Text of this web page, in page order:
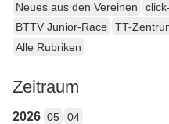
Neues aus den Vereinen
BTTV Junior-Race
TT-
Alle Rubriken
Zeitraum
2026 05 04